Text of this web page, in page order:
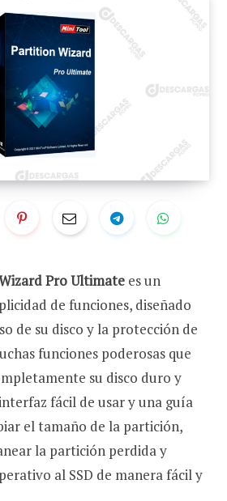
Pro Ultimate es un
de funciones, diseñado
de su disco y la protección de
funciones poderosas que
su disco duro y
fácil de usar y una guía
el tamaño de la partición,
la partición perdida y
al SSD de manera fácil y